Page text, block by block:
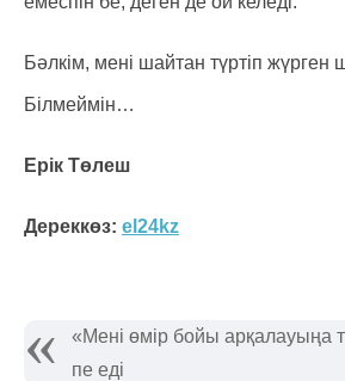
Бәлкім, мені шайтан түртіп жүрген
Білмеймін…
Ерік Төлеш
Дереккөз: el24kz
«Мені өмір бойы арқалауыңа
пе еді